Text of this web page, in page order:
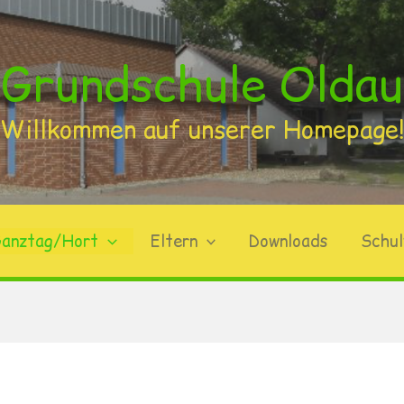
Grundschule Oldau
Willkommen auf unserer Homepage!
Hort Eltern Downloads